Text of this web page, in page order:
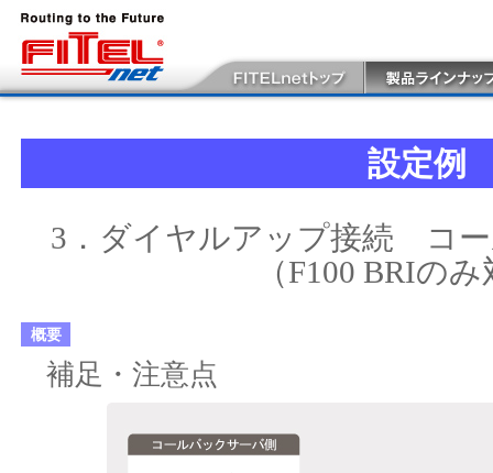
設定例
3．ダイヤルアップ接続 コ
（F100 BRIの
概要
補足・注意点